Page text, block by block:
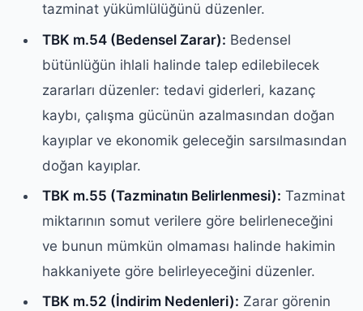
tazminat yükümlülüğünü düzenler.
TBK m.54 (Bedensel Zarar): Bedensel
bütünlüğün ihlali halinde talep edilebilecek
zararları düzenler: tedavi giderleri, kazanç
kaybı, çalışma gücünün azalmasından doğan
kayıplar ve ekonomik geleceğin sarsılmasından
doğan kayıplar.
TBK m.55 (Tazminatın Belirlenmesi): Tazminat
miktarının somut verilere göre belirleneceğini
ve bunun mümkün olmaması halinde hakimin
hakkaniyete göre belirleyeceğini düzenler.
TBK m.52 (İndirim Nedenleri): Zarar görenin